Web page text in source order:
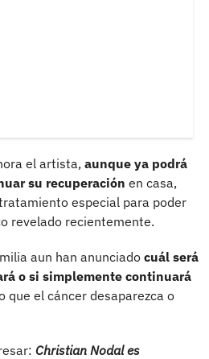
el artista, aunque ya podrá
su recuperación en casa,
especial para poder
revelado recientemente.
aun han anunciado cuál será
o si simplemente continuará
que el cáncer desaparezca o
Christian Nodal es